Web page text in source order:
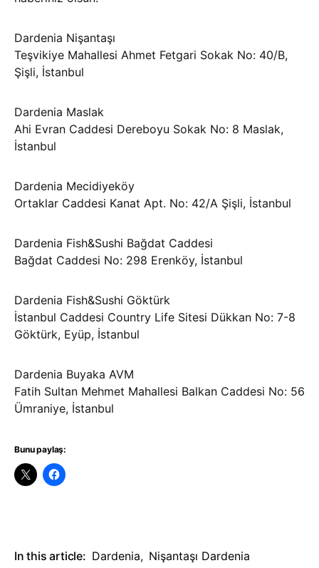
Dardenia Nişantaşı
Teşvikiye Mahallesi Ahmet Fetgari Sokak No: 40/B,
Şişli, İstanbul
Dardenia Maslak
Ahi Evran Caddesi Dereboyu Sokak No: 8 Maslak,
İstanbul
Dardenia Mecidiyeköy
Ortaklar Caddesi Kanat Apt. No: 42/A Şişli, İstanbul
Dardenia Fish&Sushi Bağdat Caddesi
Bağdat Caddesi No: 298 Erenköy, İstanbul
Dardenia Fish&Sushi Göktürk
İstanbul Caddesi Country Life Sitesi Dükkan No: 7-8
Göktürk, Eyüp, İstanbul
Dardenia Buyaka AVM
Fatih Sultan Mehmet Mahallesi Balkan Caddesi No: 56
Ümraniye, İstanbul
Bunu paylaş:
In this article: Dardenia, Nişantaşı Dardenia